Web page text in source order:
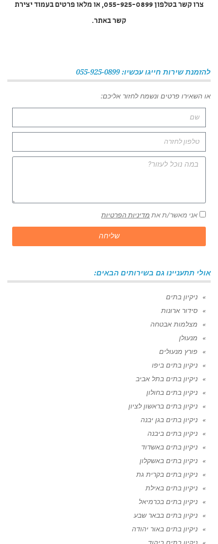
צרו קשר בטלפון 055-925-0899, או מלאו פרטים בעמוד יצירת
קשר באתר.
להזמנת שירות חייגו עכשיו: 055-925-0899
או השאירו פרטים ונשמח לחזור אליכם:
אני מאשר/ת את מדיניות הפרטיות
שליחה
אולי תתעניינו גם בשירותים הבאים:
ניקיון בתים
סידור ארונות
מצלמות אבטחה
מנעולן
פורץ מנעולים
ניקיון בתים ביפו
ניקיון בתים בתל אביב
ניקיון בתים בחולון
ניקיון בתים בראשון לציון
ניקיון בתים בגן יבנה
ניקיון בתים ביבנה
ניקיון בתים באשדוד
ניקיון בתים באשקלון
ניקיון בתים בקרית גת
ניקיון בתים באילת
ניקיון בתים בכרמיאל
ניקיון בתים בבאר שבע
ניקיון בתים באור יהודה
ניקיון בתים ביהוד